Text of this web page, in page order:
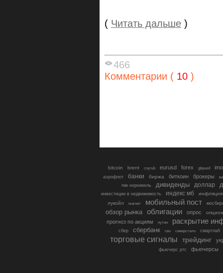
( Читать дальше )
466
Комментарии ( 10 )
bitcoin brent cnyrub eurusd forex gbpusd
аэрофлот банки биржа биткоин брокеры
гмк норникель
дивиденды доллар
инвестиции в недвижимость индекс мб
инфляция
лукойл
магнит мобильный пост
обзор рынка облигации опрос
прогноз по акциям путин раскрытие
сбер сбербанк сво северсталь смартлаб
торговые сигналы трейдинг
фьючерс ртс фьючерсы